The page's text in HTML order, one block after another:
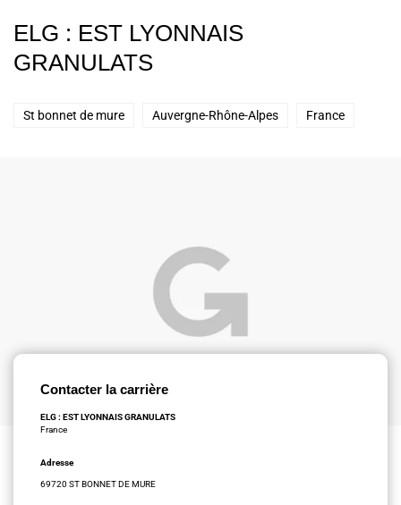
ELG : EST LYONNAIS
GRANULATS
St bonnet de mure Auvergne-Rhône-Alpes France
Contacter la carrière
ELG : EST LYONNAIS GRANULATS
France
Adresse
69720 ST BONNET DE MURE